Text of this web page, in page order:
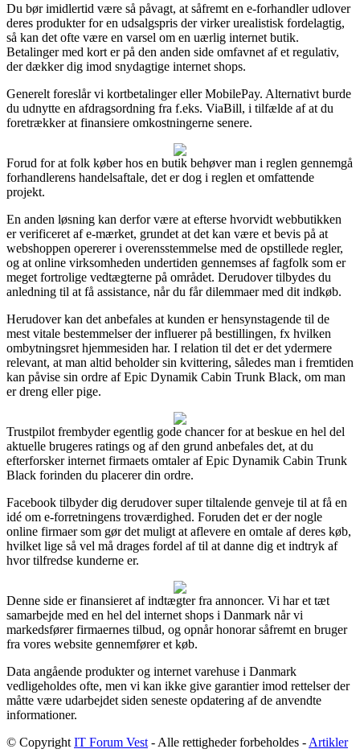
Du bør imidlertid være så påvagt, at såfremt en e-forhandler udlover
deres produkter for en udsalgspris der virker urealistisk fordelagtig,
så kan det ofte være en varsel om en uærlig internet butik.
Betalinger med kort er på den anden side omfavnet af et regulativ,
der dækker dig imod snydagtige internet shops.
Generelt foreslår vi kortbetalinger eller MobilePay. Alternativt burde
du udnytte en afdragsordning fra f.eks. ViaBill, i tilfælde af at du
foretrækker at finansiere omkostningerne senere.
Forud for at folk køber hos en butik behøver man i reglen gennemgå
forhandlerens handelsaftale, det er dog i reglen et omfattende
projekt.
En anden løsning kan derfor være at efterse hvorvidt webbutikken
er verificeret af e-mærket, grundet at det kan være et bevis på at
webshoppen opererer i overensstemmelse med de opstillede regler,
og at online virksomheden undertiden gennemses af fagfolk som er
meget fortrolige vedtægterne på området. Derudover tilbydes du
anledning til at få assistance, når du får dilemmaer med dit indkøb.
Herudover kan det anbefales at kunden er hensynstagende til de
mest vitale bestemmelser der influerer på bestillingen, fx hvilken
ombytningsret hjemmesiden har. I relation til det er det ydermere
relevant, at man altid beholder sin kvittering, således man i fremtiden
kan påvise sin ordre af Epic Dynamik Cabin Trunk Black, om man
er dreng eller pige.
Trustpilot frembyder egentlig gode chancer for at beskue en hel del
aktuelle brugeres ratings og af den grund anbefales det, at du
efterforsker internet firmaets omtaler af Epic Dynamik Cabin Trunk
Black forinden du placerer din ordre.
Facebook tilbyder dig derudover super tiltalende genveje til at få en
idé om e-forretningens troværdighed. Foruden det er der nogle
online firmaer som gør det muligt at aflevere en omtale af deres køb,
hvilket lige så vel må drages fordel af til at danne dig et indtryk af
hvor tilfredse kunderne er.
Denne side er finansieret af indtægter fra annoncer. Vi har et tæt
samarbejde med en hel del internet shops i Danmark når vi
markedsfører firmaernes tilbud, og opnår honorar såfremt en bruger
fra vores website gennemfører et køb.
Data angående produkter og internet varehuse i Danmark
vedligeholdes ofte, men vi kan ikke give garantier imod rettelser der
måtte være udarbejdet siden seneste opdatering af de anvendte
informationer.
© Copyright IT Forum Vest - Alle rettigheder forbeholdes - Artikler